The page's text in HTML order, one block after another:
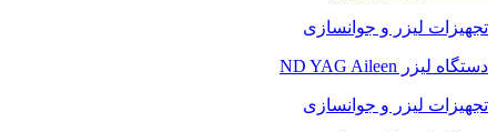
تجهیزات لیزر و جوانسازی
دستگاه لیزر ND YAG Aileen
تجهیزات لیزر و جوانسازی